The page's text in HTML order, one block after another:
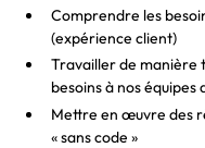
Comprendre les
(expérience client)
Travailler de manière
besoins à nos
Mettre en œuvre des
« sans code »